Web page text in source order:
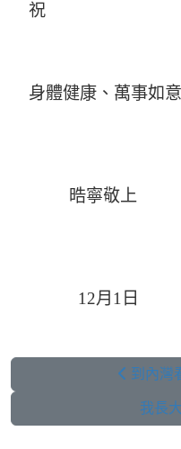
祝
身體健康、萬事如意
晧寧敬上
12月1日
到內灣
我長